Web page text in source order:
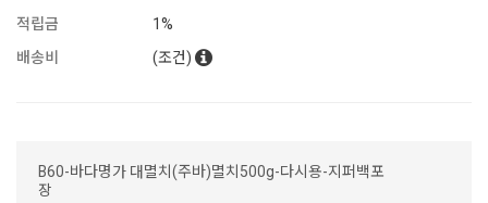
적립금
1%
배송비
(조건)
B60-바다명가 대멸치(주바)멸치500g-다시용-지퍼백포
장